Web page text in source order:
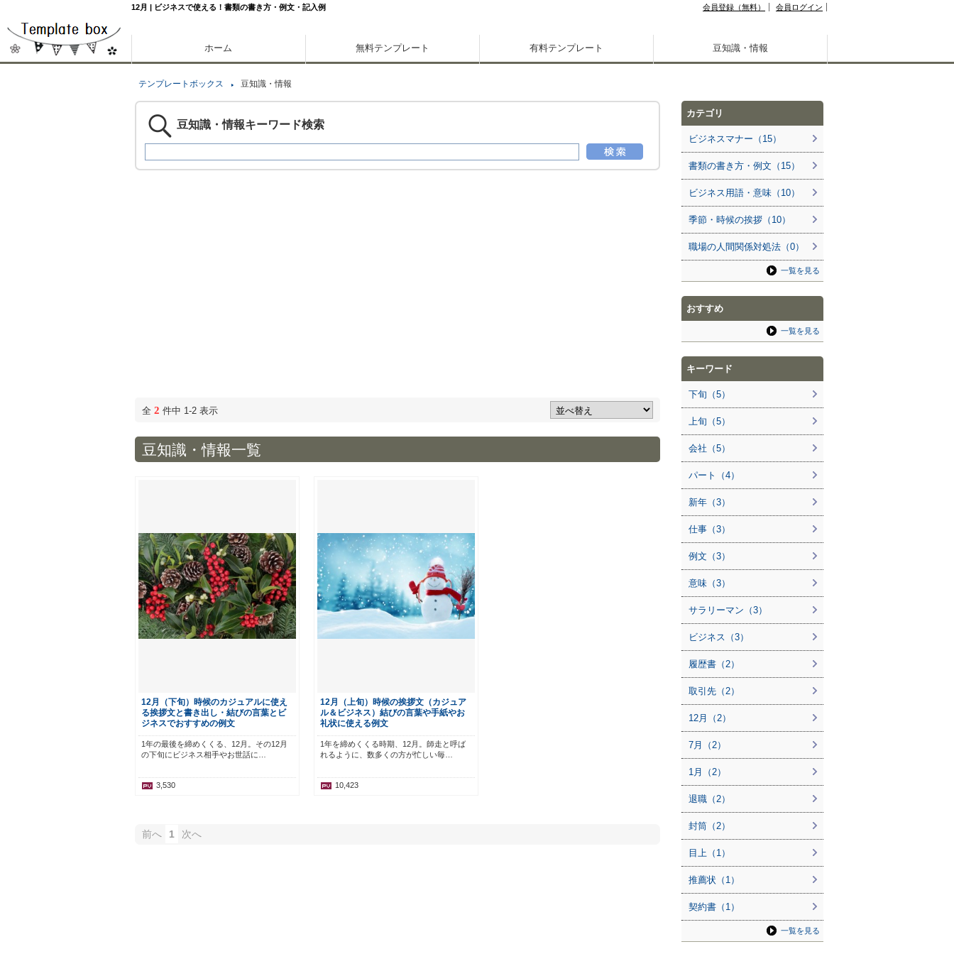
12月 | ビジネスで使える！書類の書き方・例文・記入例 会員登録（無料） 会員ログイン
ホーム 無料テンプレート 有料テンプレート 豆知識・情報
テンプレートボックス 豆知識・情報
豆知識・情報キーワード検索
全 2 件中 1-2 表示
豆知識・情報一覧
12月（下旬）時候のカジュアルに使え
る挨拶文と書き出し・結びの言葉とビ
ジネスでおすすめの例文
1年の最後を締めくくる、12月。その12月
の下旬にビジネス相手やお世話に…
3,530
12月（上旬）時候の挨拶文（カジュア
ル＆ビジネス）結びの言葉や手紙やお
礼状に使える例文
1年を締めくくる時期、12月。師走と呼ば
れるように、数多くの方が忙しい毎…
10,423
前へ 1 次へ
カテゴリ
ビジネスマナー（15）
書類の書き方・例文（15）
ビジネス用語・意味（10）
季節・時候の挨拶（10）
職場の人間関係対処法（0）
一覧を見る
おすすめ
一覧を見る
キーワード
下旬（5）
上旬（5）
会社（5）
パート（4）
新年（3）
仕事（3）
例文（3）
意味（3）
サラリーマン（3）
ビジネス（3）
履歴書（2）
取引先（2）
12月（2）
7月（2）
1月（2）
退職（2）
封筒（2）
目上（1）
推薦状（1）
契約書（1）
一覧を見る